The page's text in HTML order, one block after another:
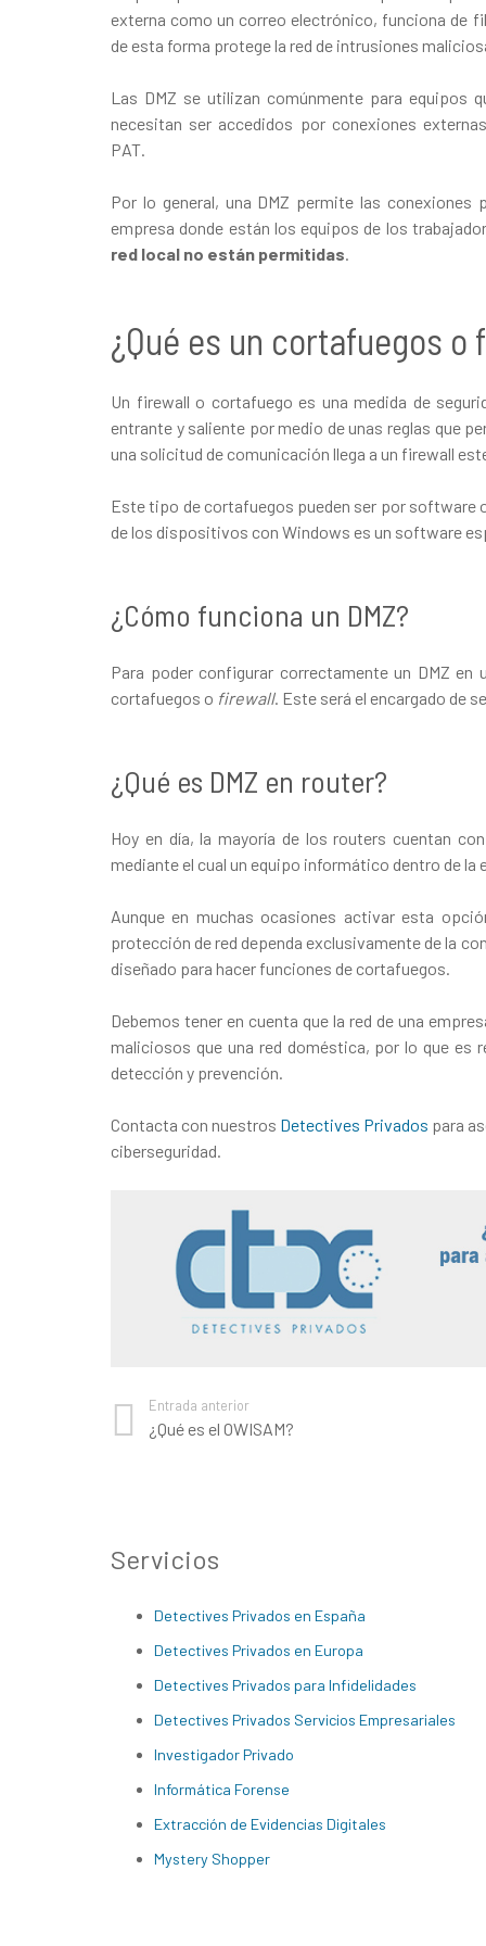
externa como un correo electrónico, funciona de
de esta forma protege la red de intrusiones
Las DMZ se utilizan comúnmente para equipos
necesitan ser accedidos por conexiones
PAT.
Por lo general, una DMZ permite las
empresa donde están los equipos de los
red local no están permitidas
¿Qué es un cortafuegos o
Un firewall o cortafuego es una medida de
entrante y saliente por medio de unas reglas que
una solicitud de comunicación llega a un firewall
Este tipo de cortafuegos pueden ser por
de los dispositivos con Windows es un software
¿Cómo funciona un DMZ?
Para poder configurar correctamente un DMZ
cortafuegos o firewall. Este será el encargado de
¿Qué es DMZ en router?
Hoy en día, la mayoría de los routers cuentan
mediante el cual un equipo informático dentro de
Aunque en muchas ocasiones activar esta
protección de red dependa exclusivamente de la
diseñado para hacer funciones de cortafuegos.
Debemos tener en cuenta que la red de una
maliciosos que una red doméstica, por lo que es
detección y prevención.
Contacta con nuestros Detectives Privados para
ciberseguridad.
Entrada anterior
¿Qué es el OWISAM?
Servicios
Detectives Privados en España
Detectives Privados en Europa
Detectives Privados para Infidelidades
Detectives Privados Servicios Empresariales
Investigador Privado
Informática Forense
Extracción de Evidencias Digitales
Mystery Shopper